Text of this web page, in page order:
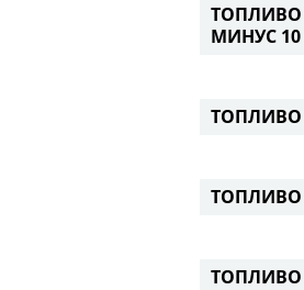
ТОПЛИВО
МИНУС 10
ТОПЛИВО
ТОПЛИВО
ТОПЛИВО